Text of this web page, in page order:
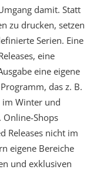
damit. Statt
zu drucken, setzen
Serien. Eine
eine
eine eigene
das z. B.
im Winter und
Online-Shops
Releases nicht im
eigene Bereiche
und exklusiven